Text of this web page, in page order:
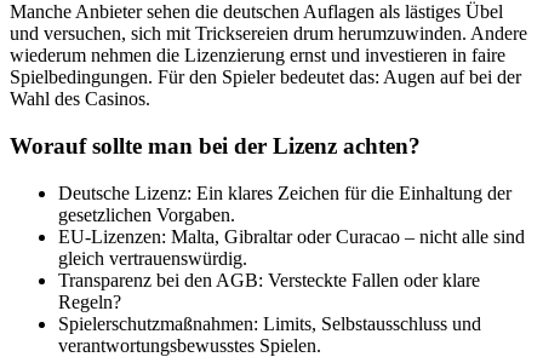
Manche Anbieter sehen die deutschen Auflagen als lästiges Übel
und versuchen, sich mit Tricksereien drum herumzuwinden. Andere
wiederum nehmen die Lizenzierung ernst und investieren in faire
Spielbedingungen. Für den Spieler bedeutet das: Augen auf bei der
Wahl des Casinos.
Worauf sollte man bei der Lizenz achten?
Deutsche Lizenz: Ein klares Zeichen für die Einhaltung der
gesetzlichen Vorgaben.
EU-Lizenzen: Malta, Gibraltar oder Curacao – nicht alle sind
gleich vertrauenswürdig.
Transparenz bei den AGB: Versteckte Fallen oder klare
Regeln?
Spielerschutzmaßnahmen: Limits, Selbstausschluss und
verantwortungsbewusstes Spielen.